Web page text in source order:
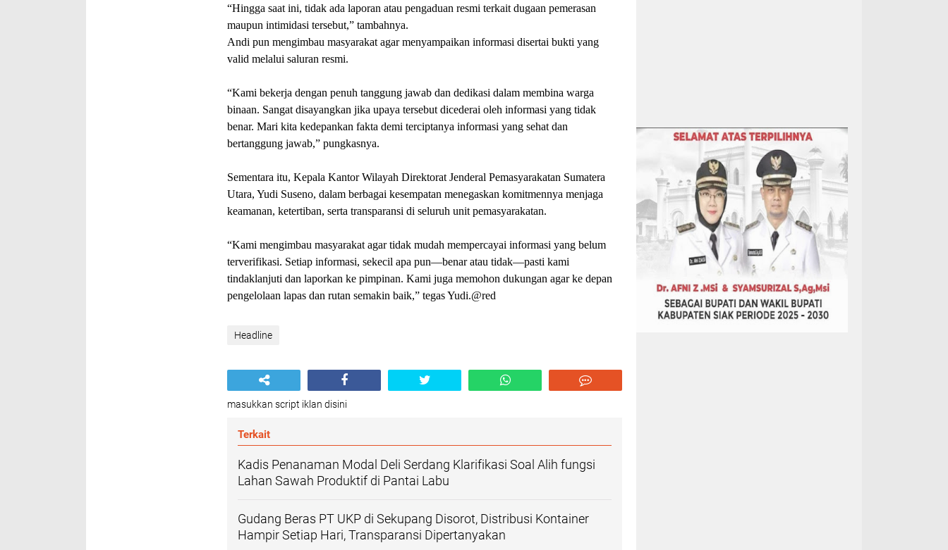
“Hingga saat ini, tidak ada laporan atau pengaduan resmi terkait dugaan pemerasan
maupun intimidasi tersebut,” tambahnya.
Andi pun mengimbau masyarakat agar menyampaikan informasi disertai bukti yang
valid melalui saluran resmi.
“Kami bekerja dengan penuh tanggung jawab dan dedikasi dalam membina warga
binaan. Sangat disayangkan jika upaya tersebut dicederai oleh informasi yang tidak
benar. Mari kita kedepankan fakta demi terciptanya informasi yang sehat dan
bertanggung jawab,” pungkasnya.
Sementara itu, Kepala Kantor Wilayah Direktorat Jenderal Pemasyarakatan Sumatera
Utara, Yudi Suseno, dalam berbagai kesempatan menegaskan komitmennya menjaga
keamanan, ketertiban, serta transparansi di seluruh unit pemasyarakatan.
“Kami mengimbau masyarakat agar tidak mudah mempercayai informasi yang belum
terverifikasi. Setiap informasi, sekecil apa pun—benar atau tidak—pasti kami
tindaklanjuti dan laporkan ke pimpinan. Kami juga memohon dukungan agar ke depan
pengelolaan lapas dan rutan semakin baik,” tegas Yudi.@red
Headline
masukkan script iklan disini
Terkait
Kadis Penanaman Modal Deli Serdang Klarifikasi Soal Alih fungsi
Lahan Sawah Produktif di Pantai Labu
Gudang Beras PT UKP di Sekupang Disorot, Distribusi Kontainer
Hampir Setiap Hari, Transparansi Dipertanyakan